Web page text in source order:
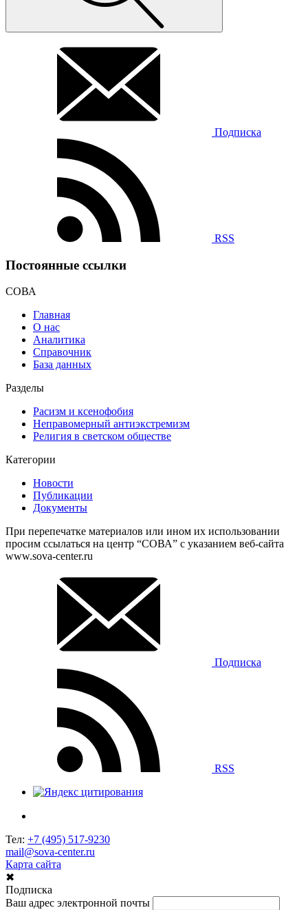
Подписка
RSS
Постоянные ссылки
СОВА
Главная
О нас
Аналитика
Справочник
База данных
Разделы
Расизм и ксенофобия
Неправомерный антиэкстремизм
Религия в светском обществе
Категории
Новости
Публикации
Документы
При перепечатке материалов или ином их использовании
просим ссылаться на центр “СОВА” с указанием веб-сайта
www.sova-center.ru
Подписка
RSS
Тел: +7 (495) 517-9230
mail@sova-center.ru
Карта сайта
✖
Подписка
Ваш адрес электронной почты